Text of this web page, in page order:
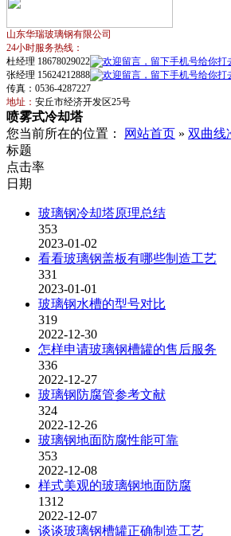
山东华瑞玻璃钢有限公司
24小时服务热线：
杜经理 18678029022
张经理 15624212888
传真：0536-4287227
地址： 安丘市经济开发区25号
喷雾式冷却塔
您当前所在的位置：
网站首页 » 双曲线
标题
点击率
日期
玻璃钢冷却塔原理总结
353
2023-01-02
看看玻璃钢盖板有哪些制造工艺
331
2023-01-01
玻璃钢水槽的型号对比
319
2022-12-30
怎样申请玻璃钢槽罐的售后服务
336
2022-12-27
玻璃钢防腐管参考文献
324
2022-12-26
玻璃钢地面防腐性能可靠
353
2022-12-08
样式美观的玻璃钢地面防腐
1312
2022-12-07
谈谈玻璃钢槽罐正确制造工艺